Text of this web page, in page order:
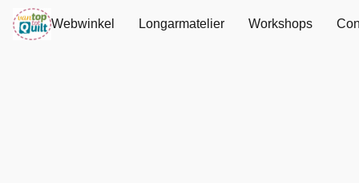
Webwinkel Longarmatelier Workshops